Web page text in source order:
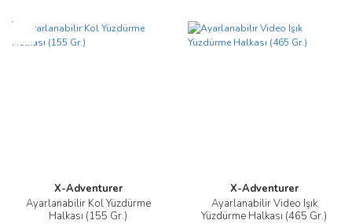
X-Adventurer
Ayarlanabilir Kol Yüzdürme
Halkası (155 Gr.)
X-Adventurer
Ayarlanabilir Video Işık
Yüzdürme Halkası (465 Gr.)